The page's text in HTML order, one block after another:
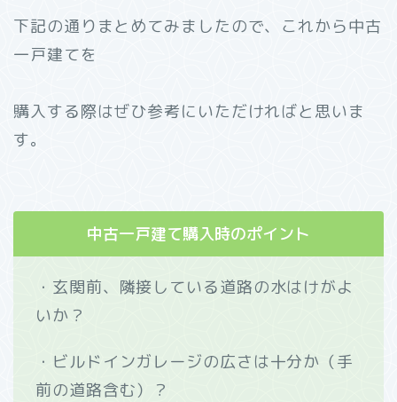
下記の通りまとめてみましたので、これから中古
一戸建てを
購入する際はぜひ参考にいただければと思いま
す。
中古一戸建て購入時のポイント
・玄関前、隣接している道路の水はけがよ
いか？
・ビルドインガレージの広さは十分か（手
前の道路含む）？